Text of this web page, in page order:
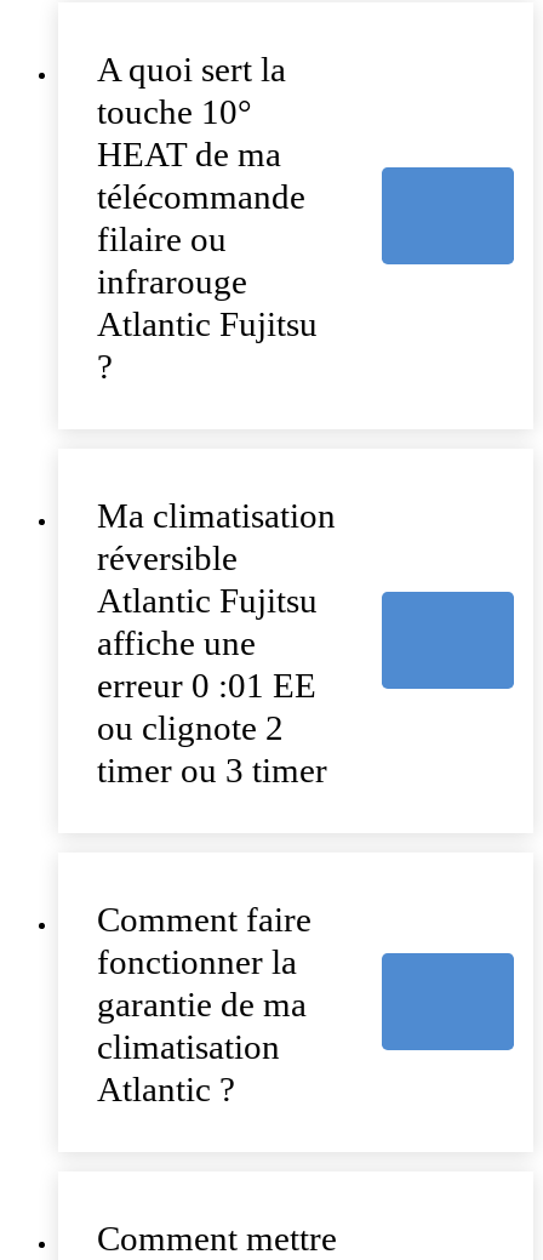
A quoi sert la
touche 10°
HEAT de ma
télécommande
filaire ou
infrarouge
Atlantic Fujitsu
?
Ma climatisation
réversible
Atlantic Fujitsu
affiche une
erreur 0 :01 EE
ou clignote 2
timer ou 3 timer
Comment faire
fonctionner la
garantie de ma
climatisation
Atlantic ?
Comment mettre